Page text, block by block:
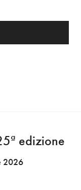
edizione
2026